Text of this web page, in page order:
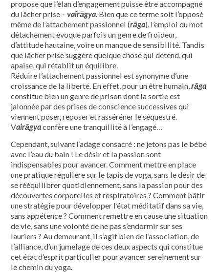
propose que l’élan d’engagement puisse être accompagné
du lâcher prise –vairāgya . Bien que ce terme soit l’opposé
même de l’attachement passionnel (rāga), l’emploi du mot
détachement évoque parfois un genre de froideur,
d’attitude hautaine, voire un manque de sensibilité. Tandis
que lâcher prise suggère quelque chose qui détend, qui
apaise, qui rétablit un équilibre.
Réduire l’attachement passionnel est synonyme d’une
croissance de la liberté. En effet, pour un être humain,rāga
constitue bien un genre de prison dont la sortie est
jalonnée par des prises de conscience successives qui
viennent poser, reposer et rasséréner le séquestré.
Vairāgyaconfère une tranquillité à l’engagé…
Cependant, suivant l’adage consacré : ne jetons pas le bébé
avec l’eau du bain ! Le désir et la passion sont
indispensables pour avancer. Comment mettre en place
une pratique régulière sur le tapis de yoga, sans le désir de
se rééquilibrer quotidiennement, sans la passion pour des
découvertes corporelles et respiratoires ? Comment bâtir
une stratégie pour développer l’état méditatif dans sa vie,
sans appétence ? Comment remettre en cause une situation
de vie, sans une volonté de ne pas s’endormir sur ses
lauriers ? Au demeurant, il s’agit bien de l’association, de
l’alliance, d’un jumelage de ces deux aspects qui constitue
cet état d’esprit particulier pour avancer sereinement sur
le chemin du yoga.